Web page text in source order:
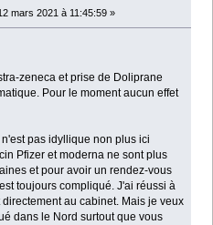
mars 2021 à 11:45:59 »
zeneca et prise de Doliprane
Pour le moment aucun effet
pas idyllique non plus ici
Pfizer et moderna ne sont plus
et pour avoir un rendez-vous
toujours compliqué. J'ai réussi à
au cabinet. Mais je veux
dans le Nord surtout que vous